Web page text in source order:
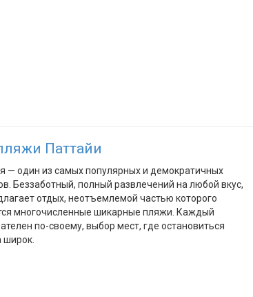
Паттайи
— один из самых популярных и демократичных
Беззаботный, полный развлечений на любой вкус,
отдых, неотъемлемой частью которого
многочисленные шикарные пляжи. Каждый
по-своему, выбор мест, где остановиться
широк.